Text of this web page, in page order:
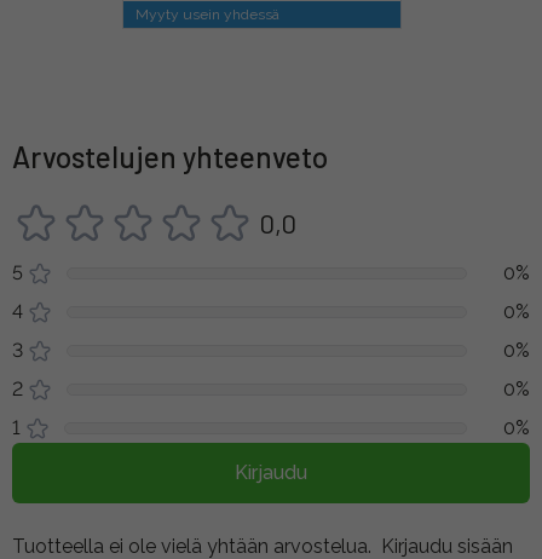
Myyty usein yhdessä
Arvostelujen yhteenveto
0,0
5
0%
4
0%
3
0%
2
0%
1
0%
Kirjaudu
Tuotteella ei ole vielä yhtään arvostelua. Kirjaudu sisään